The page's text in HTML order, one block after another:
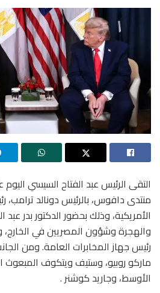
التقى الرئيس عبد الفتاح السيسي
منتدى دافوس، بالرئيس دونالد ترامب،
الأمريكية، وذلك بحضور الدكتور بدر عبد
والهجرة وشؤون المصريين في الخارج،
رئيس جهاز المخابرات العامة. ومن
ماركو روبيو، وستيف ويتكوف
الأوسط، وجاريد كوشنر .